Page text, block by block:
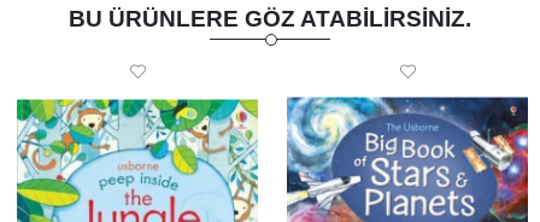
BU ÜRÜNLERE GÖZ ATABILIRSINIZ.